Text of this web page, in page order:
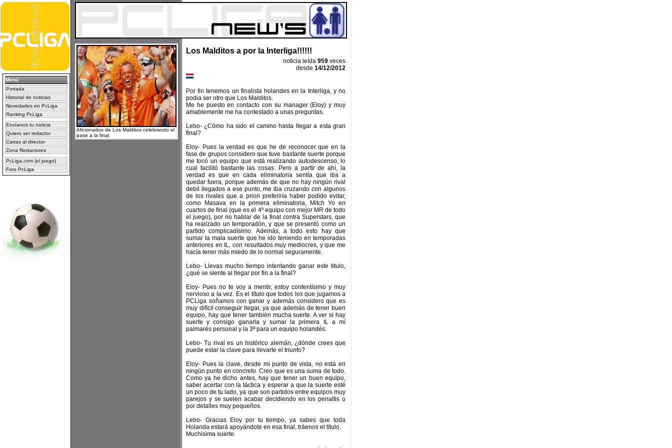
Menú
Portada
Historial de noticias
Novedades en PcLiga
Ranking PcLiga
Envíanos tu noticia
Quiero ser redactor
Cartas al director
Zona Redactores
PcLiga.com (el juego)
Foro PcLiga
Aficionados de Los Malditos celebrando el
pase a la final
Los Malditos a por la Interliga!!!!!!
noticia leída 959 veces
desde 14/12/2012
Por fin tenemos un finalista holandes en la Interliga, y no
podia ser otro que Los Malditos.
Me he puesto en contacto con su manager (Eloy) y muy
amablemente me ha contestado a unas preguntas.
Lebo- ¿Cómo ha sido el camino hasta llegar a esta gran
final?
Eloy- Pues la verdad es que he de reconocer que en la
fase de grupos considero que tuve bastante suerte porque
me tocó un equipo que está realizando autodescenso, lo
cual facilitó bastante las cosas. Pero a partir de ahí, la
verdad es que en cada eliminatoria sentía que iba a
quedar fuera, porque además de que no hay ningún rival
debil llegados a ese punto, me iba cruzando con algunos
de los rivales que a priori preferiría haber podido evitar,
como Masava en la primera eliminatoria, Mitch Yo en
cuartos de final (que es el 4º equipo con mejor MR de todo
el juego), por no hablar de la final contra Superstars, que
ha realizado un temporadón, y que se presentó como un
partido complicadísimo. Además, a todo esto hay que
sumar la mala suerte que he ido teniendo en temporadas
anteriores en IL, con resultados muy mediocres, y que me
hacía tener más miedo de lo normal seguramente.
Lebo- Llevas mucho tiempo intentando ganar este titulo,
¿qué se siente al llegar por fin a la final?
Eloy- Pues no te voy a mentir, estoy contentísimo y muy
nervioso a la vez. Es el título que todos los que jugamos a
PCLiga soñamos con ganar y además considero que es
muy difícil conseguir llegar, ya que además de tener buen
equipo, hay que tener también mucha suerte. A ver si hay
suerte y consigo ganarla y sumar la primera IL a mí
palmarés personal y la 3ª para un equipo holandés.
Lebo- Tu rival es un histórico alemán, ¿dónde crees que
puede estar la clave para llevarte el triunfo?
Eloy- Pues la clave, desde mi punto de vista, no está en
ningún punto en concreto. Creo que es una suma de todo.
Como ya he dicho antes, hay que tener un buen equipo,
saber acertar con la táctica y esperar a que la suerte esté
un poco de tu lado, ya que son partidos entre equipos muy
parejos y se suelen acabar decidiendo en los penaltis o
por detalles muy pequeños.
Lebo- Gracias Eloy por tu tiempo, ya sabes que toda
Holanda estará apoyándote en esa final, tráenos el título.
Muchisima suerte.